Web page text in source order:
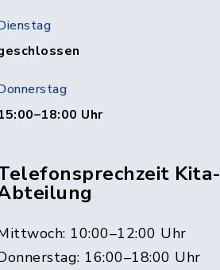
Uhr
Kita-
10:00–12:00 Uhr
16:00–18:00 Uhr